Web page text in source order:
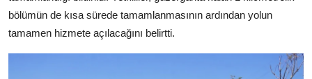
bölümün de kısa sürede tamamlanmasının ardından yolun
tamamen hizmete açılacağını belirtti.